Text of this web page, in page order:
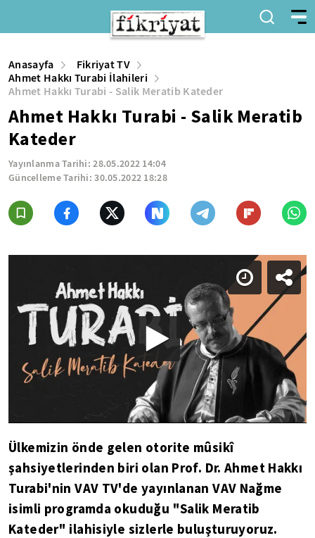
Anasayfa
Fikriyat TV
Ahmet Hakkı Turabi İlahileri
Ahmet Hakkı Turabi - Salik Meratib Kateder
Ahmet Hakkı Turabi - Salik Meratib
Kateder
Yayınlanma Tarihi:28.05.2022 14:04
Güncelleme Tarihi:30.05.2022 18:28
Ülkemizin önde gelen otorite mûsikî
şahsiyetlerinden biri olan Prof. Dr. Ahmet Hakkı
Turabi'nin VAV TV'de yayınlanan VAV Nağme
isimli programda okuduğu "Salik Meratib
Kateder" ilahisiyle sizlerle buluşturuyoruz.